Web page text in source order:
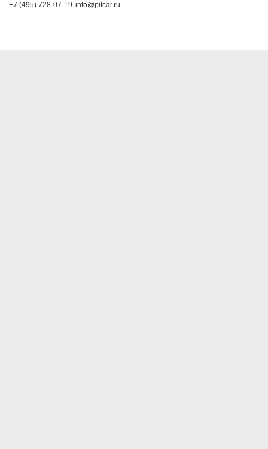
+7 (495) 728-07-19 info@pitcar.ru